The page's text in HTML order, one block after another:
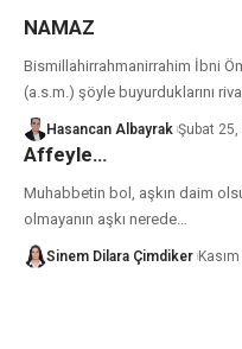
NAMAZ
Bismillahirrahmanirrahim İbni
(a.s.m.) şöyle buyurduklarını
Hasancan Albayrak Şubat 25,
Affeyle…
Muhabbetin bol, aşkın daim
olmayanın aşkı nerede…
Sinem Dilara Çimdiker